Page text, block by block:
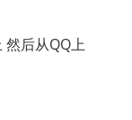
然后从QQ上